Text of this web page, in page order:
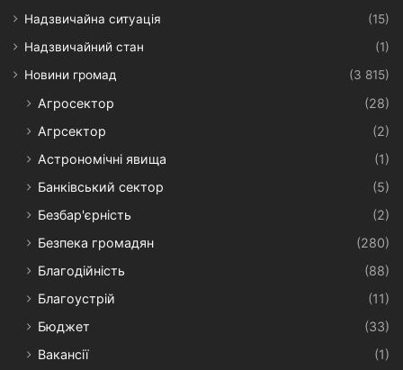
Надзвичайна ситуація
(15)
Надзвичайний стан
(1)
Новини громад
(3 815)
Агросектор
(28)
Агрсектор
(2)
Астрономічні явища
(1)
Банківський сектор
(5)
Безбар'єрність
(2)
Безпека громадян
(280)
Благодійність
(88)
Благоустрій
(11)
Бюджет
(33)
Вакансії
(1)